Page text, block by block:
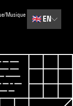
Musique
🇬🇧 EN